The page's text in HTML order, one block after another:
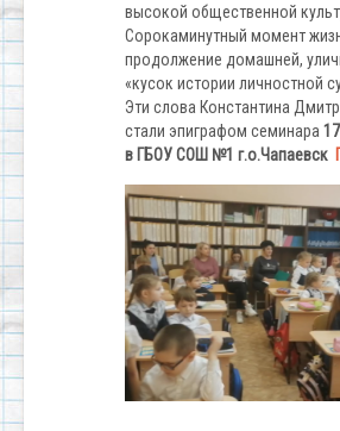
высокой общественной
Сорокаминутный момент
продолжение домашней,
«кусок истории личностной
Эти слова Константина
стали эпиграфом семинара
в ГБОУ СОШ №1 г.о.Чапаевск